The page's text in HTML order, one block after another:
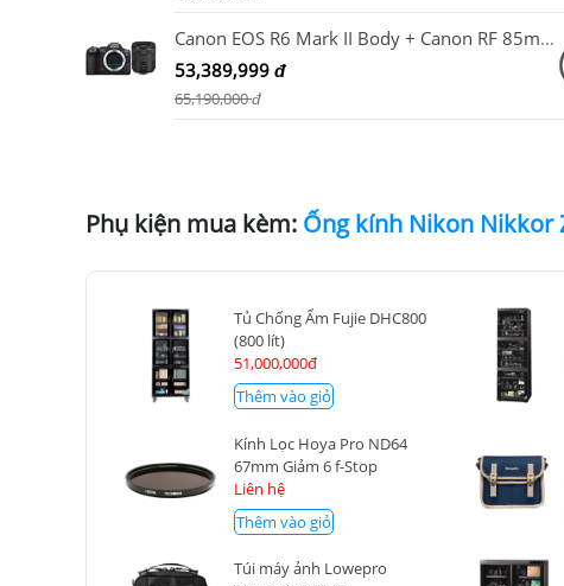
Canon EOS R6 Mark II Body + Canon RF 85mm F2 Macro IS STM
53,389,999 đ
65,190,000đ
Phụ kiện mua kèm:
Tủ Chống Ẩm Fujie DHC800
(800 lít)
51,000,000đ
Thêm vào giỏ
Kính Lọc Hoya Pro ND64
67mm Giảm 6 f-Stop
Liên hệ
Thêm vào giỏ
Túi máy ảnh Lowepro